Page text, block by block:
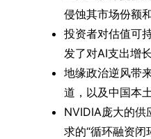
侵蚀其市场份额
投资者对估值可
发了对AI支出增
地缘政治逆风带
道，以及中国本
NVIDIA庞大的供
求的“循环融资闭